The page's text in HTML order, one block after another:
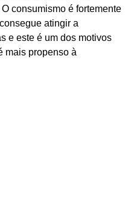
consumismo é fortemente
atingir a
e este é um dos motivos
mais propenso à